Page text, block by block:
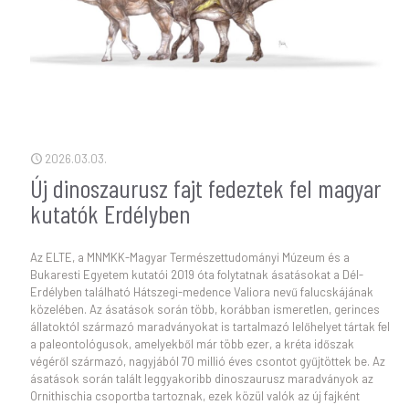
2026.03.03.
Új dinoszaurusz fajt fedeztek fel magyar
kutatók Erdélyben
Az ELTE, a MNMKK-Magyar Természettudományi Múzeum és a
Bukaresti Egyetem kutatói 2019 óta folytatnak ásatásokat a Dél-
Erdélyben található Hátszegi-medence Valiora nevű falucskájának
közelében. Az ásatások során több, korábban ismeretlen, gerinces
állatoktól származó maradványokat is tartalmazó lelőhelyet tártak fel
a paleontológusok, amelyekből már több ezer, a kréta időszak
végéről származó, nagyjából 70 millió éves csontot gyűjtöttek be. Az
ásatások során talált leggyakoribb dinoszaurusz maradványok az
Ornithischia csoportba tartoznak, ezek közül valók az új fajként